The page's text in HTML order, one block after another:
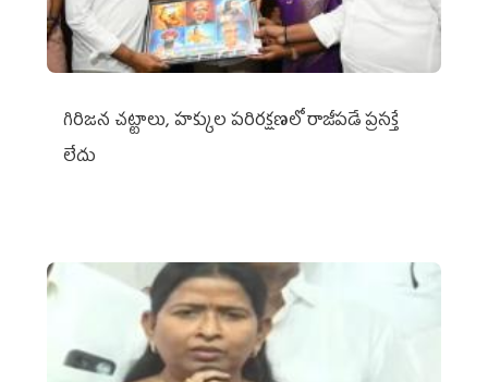
గిరిజన చట్టాలు, హక్కుల పరిరక్షణలో రాజీపడే ప్రసక్తే
లేదు